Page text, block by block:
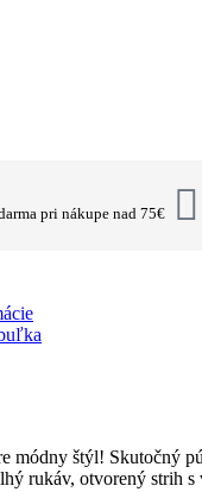
pri nákupe nad 75€
módny štýl! Skutočný
rukáv, otvorený strih